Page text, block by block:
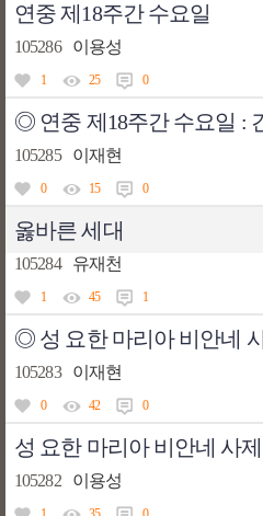
연중 제18주간 수요일
105286 이용성
1 25 0
105285 이재현
0 15 0
옳바른 세대
105284 유재천
1 45 1
105283 이재현
0 42 0
성 요한 마리아 비안네 사
105282 이용성